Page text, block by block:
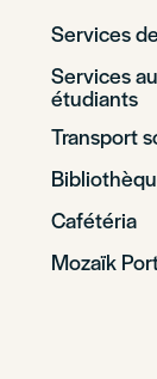
Services
Services
étudiants
Transport
Cafétéria
Mozaïk